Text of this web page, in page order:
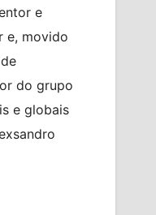
e
e, movido
do grupo
e globais